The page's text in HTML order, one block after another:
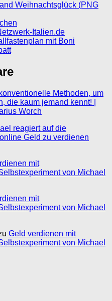
Weihnachtsglück (PNG
Italien.de
mit Boni
Methoden, um
die kaum jemand kennt! |
Worch
reagiert auf die
Geld zu verdienen
mit
von Michael
mit
von Michael
Geld verdienen mit
von Michael